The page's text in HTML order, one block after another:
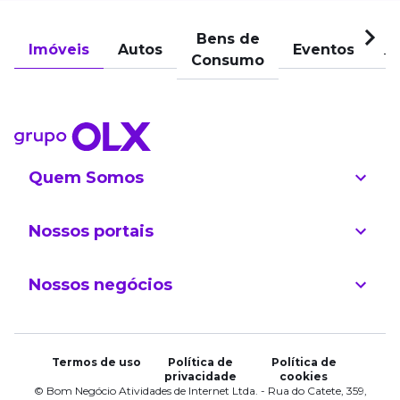
Imóveis Autos
Bens de
Consumo
Eventos
Quem Somos
Nossos portais
Nossos negócios
Termos de uso
Política de
privacidade
Política de
cookies
© Bom Negócio Atividades de Internet Ltda. - Rua do Catete, 359,